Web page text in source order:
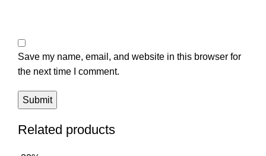
Save my name, email, and website in this browser for
the next time I comment.
Related products